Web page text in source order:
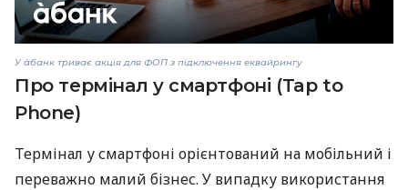
У àбанк триває акція для ФОП з підключення еквайрингу
Про термінал у смартфоні (Tap to
Phone)
Термінал у смартфоні орієнтований на мобільний і
переважно малий бізнес. У випадку використання